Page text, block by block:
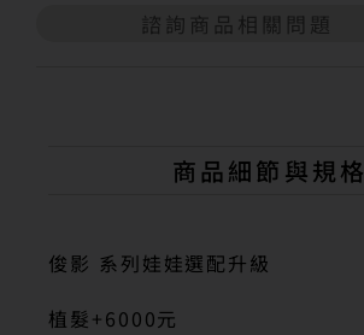
諮詢商品相關問題
商品細節與規格
俊影 系列娃娃選配升級
植髮+6000元